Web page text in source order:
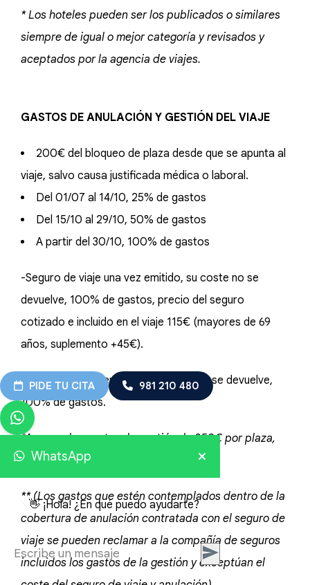
* Los hoteles pueden ser los publicados o similares
siempre de igual o mejor categoría y revisados y
aceptados por la agencia de viajes.
GASTOS DE ANULACIÓN Y GESTIÓN DEL VIAJE
200€ del bloqueo de plaza desde que se apunta al
viaje, salvo causa justificada médica o laboral.
Del 01/07 al 14/10, 25% de gastos
Del 15/10 al 29/10, 50% de gastos
A partir del 30/10, 100% de gastos
-Seguro de viaje una vez emitido, su coste no se
devuelve, 100% de gastos, precio del seguro
cotizado e incluido en el viaje 115€ (mayores de 69
años, suplemento +45€).
-Vuelos, una vez emitidos, su coste no se devuelve,
100% de gastos.
*A sumar los gastos de gestión de 350€ por plaza,
siempre que cancele el cliente.
** (Los gastos que estén contemplados dentro de la
cobertura de anulación contratada con el seguro de
viaje se pueden reclamar a la compañía de seguros
incluidos los gastos de la gestión y exceptúan el
PIDE TU CITA 981 210 480
WhatsApp
👋 ¡Hola! ¿En qué puedo ayudarte?